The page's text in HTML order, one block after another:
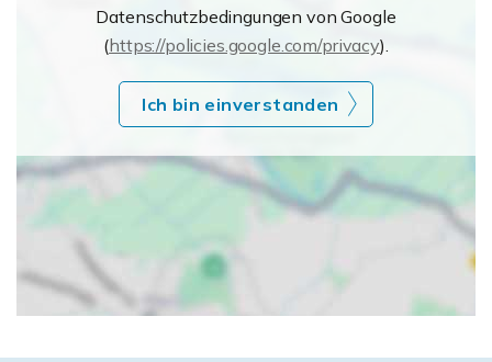
Datenschutzbedingungen von Google
(https://policies.google.com/privacy).
Ich bin einverstanden